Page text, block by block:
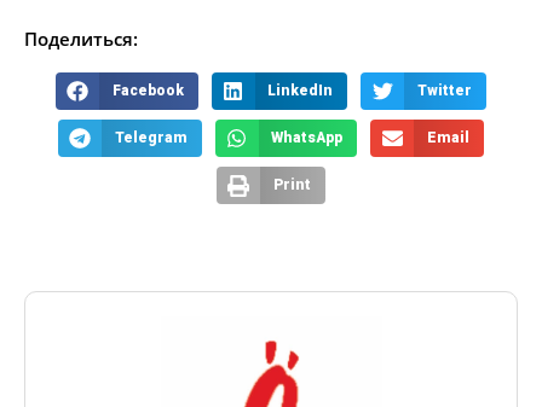
Поделиться:
Facebook LinkedIn Twitter
Telegram WhatsApp Email
Print